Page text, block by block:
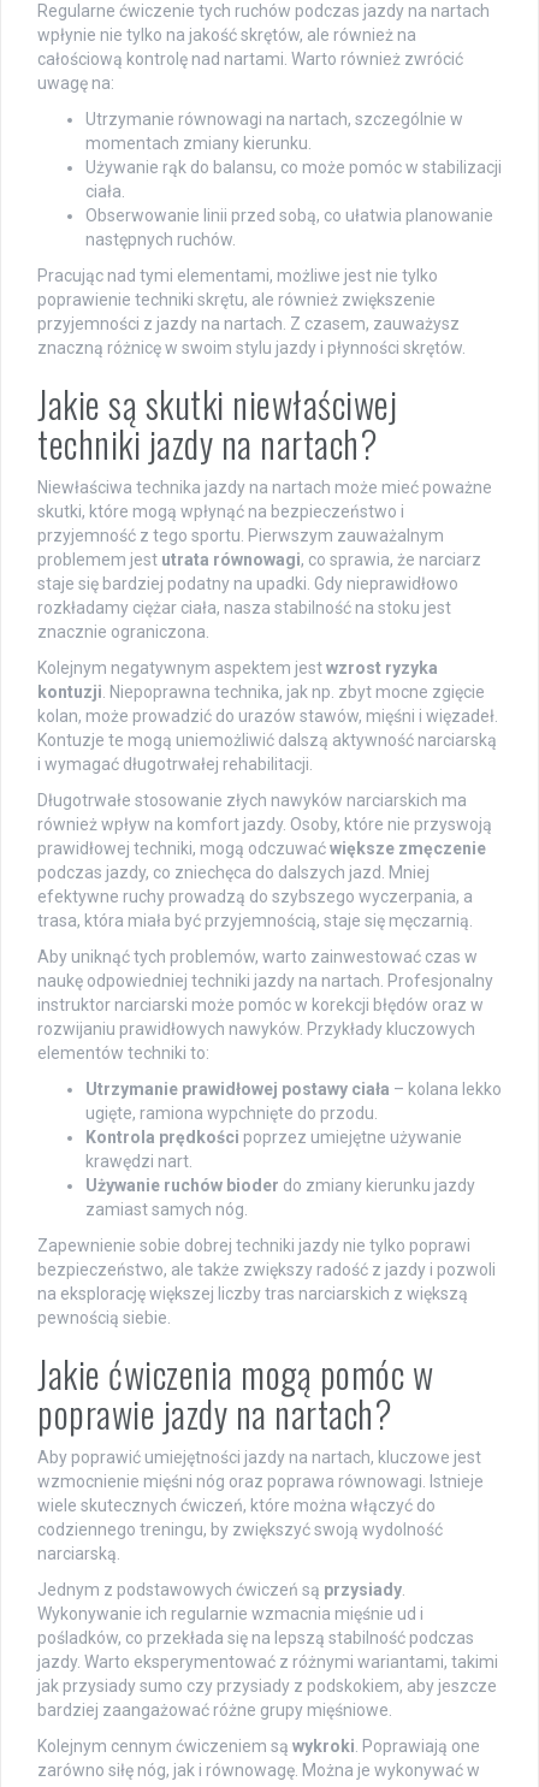
Regularne ćwiczenie tych ruchów podczas jazdy na nartach
wpłynie nie tylko na jakość skrętów, ale również na
całościową kontrolę nad nartami. Warto również zwrócić
uwagę na:
Utrzymanie równowagi na nartach, szczególnie w
momentach zmiany kierunku.
Używanie rąk do balansu, co może pomóc w stabilizacji
ciała.
Obserwowanie linii przed sobą, co ułatwia planowanie
następnych ruchów.
Pracując nad tymi elementami, możliwe jest nie tylko
poprawienie techniki skrętu, ale również zwiększenie
przyjemności z jazdy na nartach. Z czasem, zauważysz
znaczną różnicę w swoim stylu jazdy i płynności skrętów.
Jakie są skutki niewłaściwej
techniki jazdy na nartach?
Niewłaściwa technika jazdy na nartach może mieć poważne
skutki, które mogą wpłynąć na bezpieczeństwo i
przyjemność z tego sportu. Pierwszym zauważalnym
problemem jest utrata równowagi, co sprawia, że narciarz
staje się bardziej podatny na upadki. Gdy nieprawidłowo
rozkładamy ciężar ciała, nasza stabilność na stoku jest
znacznie ograniczona.
Kolejnym negatywnym aspektem jestwzrost ryzyka
kontuzji. Niepoprawna technika, jak np. zbyt mocne zgięcie
kolan, może prowadzić do urazów stawów, mięśni i więzadeł.
Kontuzje te mogą uniemożliwić dalszą aktywność narciarską
i wymagać długotrwałej rehabilitacji.
Długotrwałe stosowanie złych nawyków narciarskich ma
również wpływ na komfort jazdy. Osoby, które nie przyswoją
prawidłowej techniki, mogą odczuwaćwiększe zmęczenie
podczas jazdy, co zniechęca do dalszych jazd. Mniej
efektywne ruchy prowadzą do szybszego wyczerpania, a
trasa, która miała być przyjemnością, staje się męczarnią.
Aby uniknąć tych problemów, warto zainwestować czas w
naukę odpowiedniej techniki jazdy na nartach. Profesjonalny
instruktor narciarski może pomóc w korekcji błędów oraz w
rozwijaniu prawidłowych nawyków. Przykłady kluczowych
elementów techniki to:
Utrzymanie prawidłowej postawy ciała – kolana lekko
ugięte, ramiona wypchnięte do przodu.
Kontrola prędkości poprzez umiejętne używanie
krawędzi nart.
Używanie ruchów bioder do zmiany kierunku jazdy
zamiast samych nóg.
Zapewnienie sobie dobrej techniki jazdy nie tylko poprawi
bezpieczeństwo, ale także zwiększy radość z jazdy i pozwoli
na eksplorację większej liczby tras narciarskich z większą
pewnością siebie.
Jakie ćwiczenia mogą pomóc w
poprawie jazdy na nartach?
Aby poprawić umiejętności jazdy na nartach, kluczowe jest
wzmocnienie mięśni nóg oraz poprawa równowagi. Istnieje
wiele skutecznych ćwiczeń, które można włączyć do
codziennego treningu, by zwiększyć swoją wydolność
narciarską.
Jednym z podstawowych ćwiczeń są przysiady.
Wykonywanie ich regularnie wzmacnia mięśnie ud i
pośladków, co przekłada się na lepszą stabilność podczas
jazdy. Warto eksperymentować z różnymi wariantami, takimi
jak przysiady sumo czy przysiady z podskokiem, aby jeszcze
bardziej zaangażować różne grupy mięśniowe.
Kolejnym cennym ćwiczeniem są wykroki. Poprawiają one
zarówno siłę nóg, jak i równowagę. Można je wykonywać w